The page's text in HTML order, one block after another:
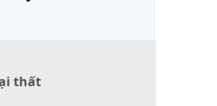
thất